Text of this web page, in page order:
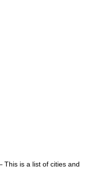
This is a list of cities and